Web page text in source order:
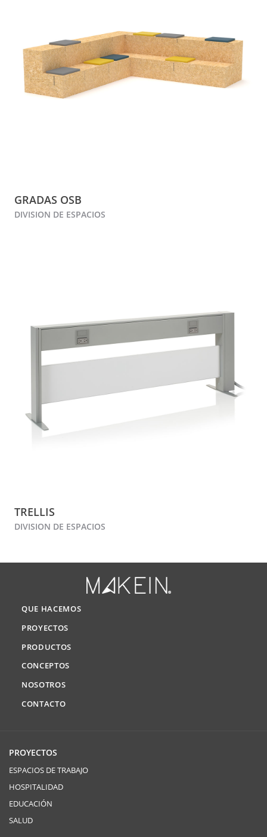
GRADAS OSB
DIVISION DE ESPACIOS
TRELLIS
DIVISION DE ESPACIOS
QUE HACEMOS
PROYECTOS
PRODUCTOS
CONCEPTOS
NOSOTROS
CONTACTO
PROYECTOS
ESPACIOS DE TRABAJO
HOSPITALIDAD
EDUCACIÓN
SALUD